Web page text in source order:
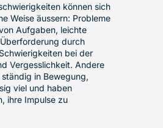
können sich
Weise äussern: Probleme
Aufgaben, leichte
durch
bei der
Vergesslichkeit. Andere
in Bewegung,
viel und haben
ihre Impulse zu